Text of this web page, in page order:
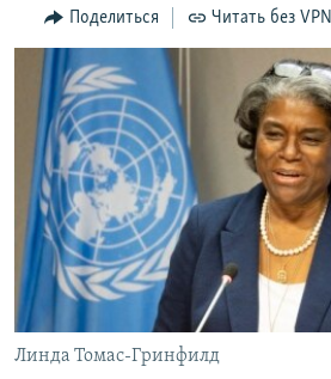
Вернутся
поиску
ИНТЕРАКТИВ
ИНФОГРАФИКА
ТЕЛЕПРОЕКТ КРЫМ.РЕАЛИИ
СОВЕТЫ ПРАВОЗАЩИТНИКОВ
ПРОПАВШИЕ БЕЗ ВЕСТИ
ПОБЕДИТЕЛЕЙ НЕ СУДЯТ?
КРЫМ.НЕПОКОРЕННЫЙ
УКРАИНСКАЯ ПРОБЛЕМА КРЫМА
РАДІО СВОБОДА
КАК ОБОЙТИ БЛОКИРОВКУ
Українською
Qırımtatar
ПРИСОЕДИНЯЙТЕСЬ!
Поделиться Читать без VPN
Линда Томас-Гринфилд